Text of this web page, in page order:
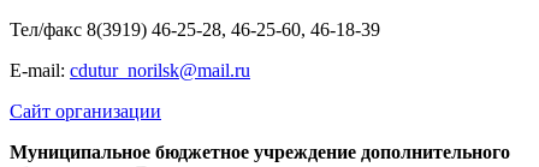
Тел/факс 8(3919) 46-25-28, 46-25-60, 46-18-39
Е-mail: cdutur_norilsk@mail.ru
Сайт организации
Муниципальное бюджетное учреждение дополнительного